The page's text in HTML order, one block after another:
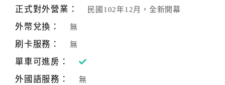
正式對外營業： 民國102年12月，全新開幕
外幣兌換： 無
刷卡服務： 無
單車可進房：
外國語服務：
無